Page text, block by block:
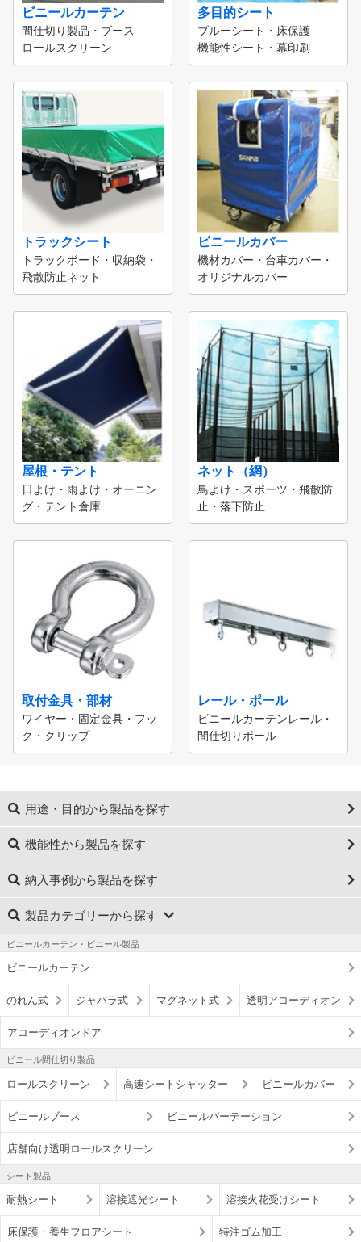
ビニールカーテン
間仕切り製品・ブース
ロールスクリーン
多目的シート
ブルーシート・床保護
機能性シート・幕印刷
トラックシート
トラックボード・収納袋・
飛散防止ネット
ビニールカバー
機材カバー・台車カバー・
オリジナルカバー
屋根・テント
日よけ・雨よけ・オーニン
グ・テント倉庫
ネット（網）
鳥よけ・スポーツ・飛散防
止・落下防止
取付金具・部材
ワイヤー・固定金具・フッ
ク・クリップ
レール・ポール
ビニールカーテンレール・
間仕切りポール
用途・目的から製品を探す
機能性から製品を探す
納入事例から製品を探す
製品カテゴリーから探す
ビニールカーテン・ビニール製品
ビニールカーテン
のれん式 ジャバラ式 マグネット式 透明アコーディオン
アコーディオンドア
ビニール間仕切り製品
ロールスクリーン 高速シートシャッター ビニールカバー
ビニールブース ビニールパーテーション
店舗向け透明ロールスクリーン
シート製品
耐熱シート 溶接遮光シート 溶接火花受けシート
床保護・養生フロアシート 特注ゴム加工